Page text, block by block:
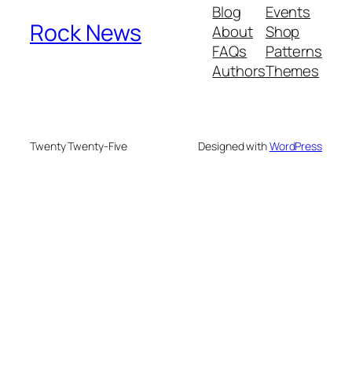
Rock News
Blog
About
FAQs
Authors
Events
Shop
Patterns
Themes
Twenty Twenty-Five Designed withWordPress